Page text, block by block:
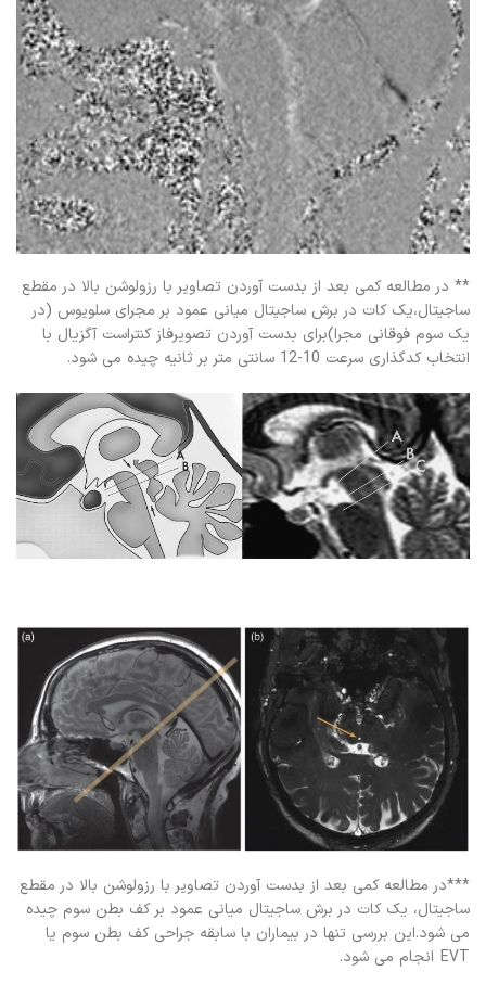
** در مطالعه کمی بعد از بدست آوردن تصاویر با رزولوشن بالا در مقطع
ساجیتال،یک کات در برش ساجیتال میانی عمود بر مجرای سلویوس (در
یک سوم فوقانی مجرا)برای بدست آوردن تصویرفاز کنتراست آگزیال با
انتخاب کدگذاری سرعت 10-12 سانتی متر بر ثانیه چیده می شود.
***در مطالعه کمی بعد از بدست آوردن تصاویر با رزولوشن بالا در مقطع
ساجیتال، یک کات در برش ساجیتال میانی عمود بر کف بطن سوم چیده
می شود.این بررسی تنها در بیماران با سابقه جراحی کف بطن سوم یا
EVT انجام می شود.